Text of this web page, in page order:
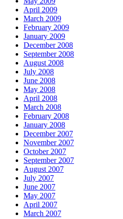
April 2009
March 2009
February 2009
January 2009
December 2008
September 2008
August 2008
July 2008
June 2008
May 2008
April 2008
March 2008
February 2008
January 2008
December 2007
November 2007
October 2007
September 2007
August 2007
July 2007
June 2007
May 2007
April 2007
March 2007